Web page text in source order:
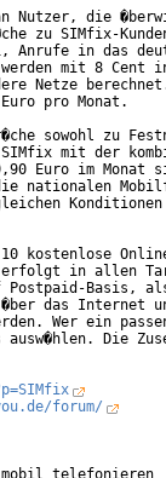
die
zu SIMfix-
Anrufe in das
mit 8 Cent
Netze
Euro pro
sowohl zu
mit der
Euro im Monat
nationalen
erfolgt in allen
Postpaid-Basis,
�ber das Internet
Wer ein
Die
forum/
telefonieren